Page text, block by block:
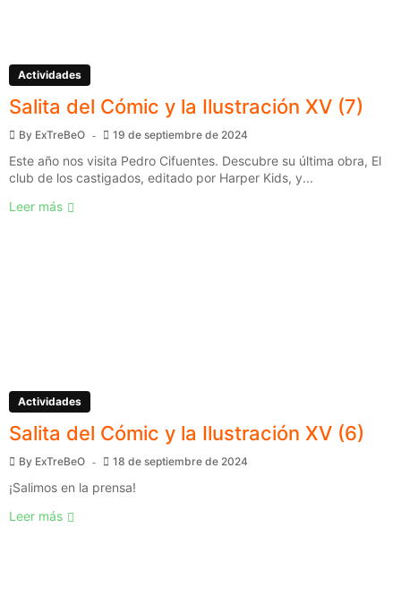
Actividades
Salita del Cómic y la Ilustración XV (7)
By ExTreBeO 19 de septiembre de 2024
Este año nos visita Pedro Cifuentes. Descubre su última obra, El
club de los castigados, editado por Harper Kids, y...
Leer más
Actividades
Salita del Cómic y la Ilustración XV (6)
By ExTreBeO 18 de septiembre de 2024
¡Salimos en la prensa!
Leer más